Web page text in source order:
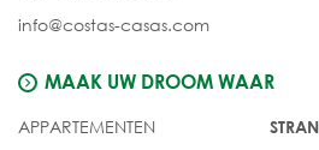
info@costas-casas.com
MAAK UW DROOM WAAR
APPARTEMENTEN